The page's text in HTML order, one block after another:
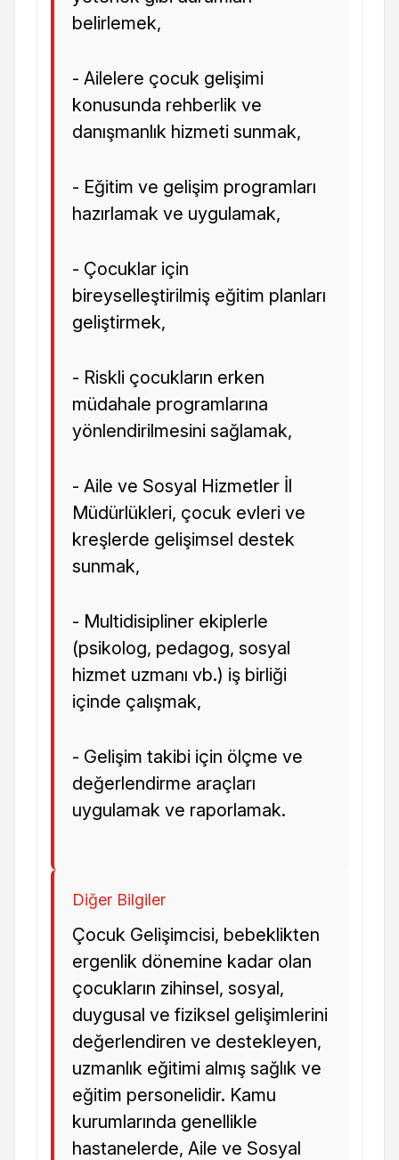
belirlemek,
- Ailelere çocuk gelişimi
konusunda rehberlik ve
danışmanlık hizmeti sunmak,
- Eğitim ve gelişim programları
hazırlamak ve uygulamak,
- Çocuklar için
bireyselleştirilmiş eğitim planları
geliştirmek,
- Riskli çocukların erken
müdahale programlarına
yönlendirilmesini sağlamak,
- Aile ve Sosyal Hizmetler İl
Müdürlükleri, çocuk evleri ve
kreşlerde gelişimsel destek
sunmak,
- Multidisipliner ekiplerle
(psikolog, pedagog, sosyal
hizmet uzmanı vb.) iş birliği
içinde çalışmak,
- Gelişim takibi için ölçme ve
değerlendirme araçları
uygulamak ve raporlamak.
Diğer Bilgiler
Çocuk Gelişimcisi, bebeklikten
ergenlik dönemine kadar olan
çocukların zihinsel, sosyal,
duygusal ve fiziksel gelişimlerini
değerlendiren ve destekleyen,
uzmanlık eğitimi almış sağlık ve
eğitim personelidir. Kamu
kurumlarında genellikle
hastanelerde, Aile ve Sosyal